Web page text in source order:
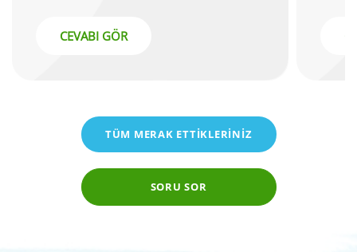
CEVABI GÖR
TÜM MERAK ETTİKLERİNİZ
SORU SOR